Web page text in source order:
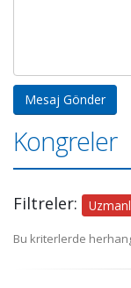
Kongreler
Filtreler:
Bu kriterlerde